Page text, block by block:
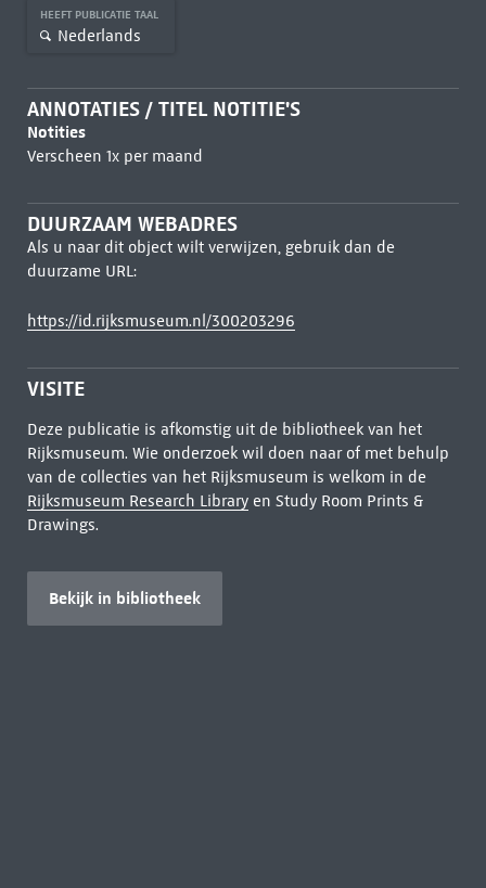
HEEFT PUBLICATIE TAAL
Nederlands
ANNOTATIES / TITEL NOTITIE'S
Notities
Verscheen 1x per maand
DUURZAAM WEBADRES
Als u naar dit object wilt verwijzen, gebruik dan de
duurzame URL:
https://id.rijksmuseum.nl/300203296
VISITE
Deze publicatie is afkomstig uit de bibliotheek van het
Rijksmuseum. Wie onderzoek wil doen naar of met behulp
van de collecties van het Rijksmuseum is welkom in de
Rijksmuseum Research Libraryen Study Room Prints &
Drawings.
Bekijk in bibliotheek